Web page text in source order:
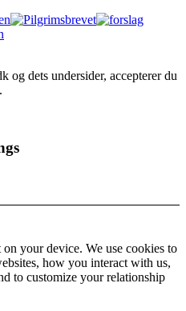
og dets undersider, accepterer du
your device. We use cookies to
how you interact with us,
to customize your relationship